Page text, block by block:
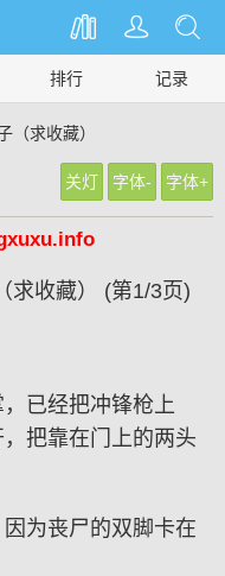
排行 记录
（求收藏）
关灯 字体- 字体+
求收藏） (第1/3页)
已经把冲锋枪上
把靠在门上的两头
为丧尸的双脚卡在